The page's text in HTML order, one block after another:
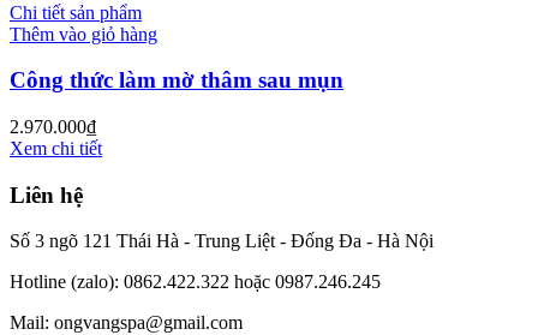
Chi tiết sản phẩm
Thêm vào giỏ hàng
Công thức làm mờ thâm sau mụn
2.970.000₫
Xem chi tiết
Liên hệ
Số 3 ngõ 121 Thái Hà - Trung Liệt - Đống Đa - Hà Nội
Hotline (zalo): 0862.422.322 hoặc 0987.246.245
Mail: ongvangspa@gmail.com